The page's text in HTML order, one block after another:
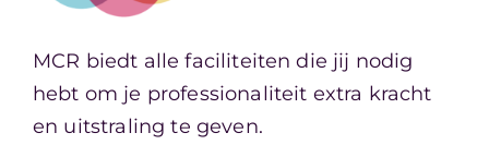
MCR biedt alle faciliteiten die jij nodig
hebt om je professionaliteit extra kracht
en uitstraling te geven.